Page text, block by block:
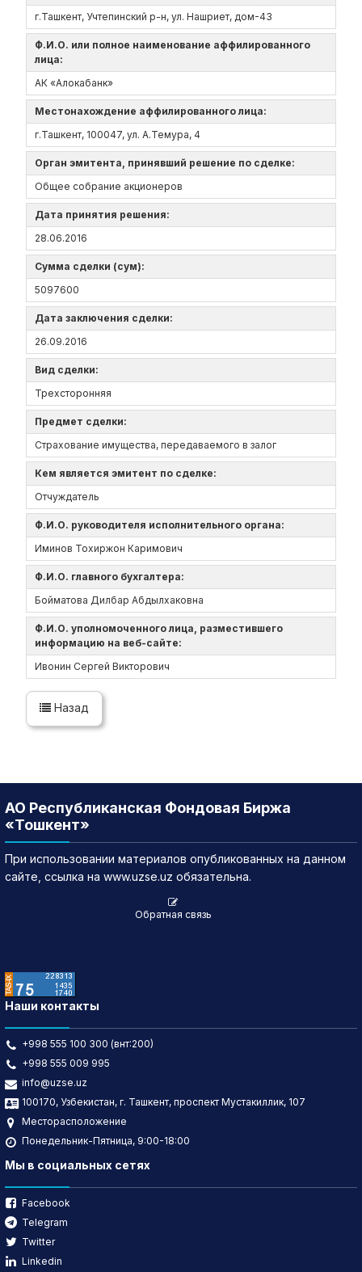
г.Ташкент, Учтепинский р-н, ул. Нашриет, дом-43
Ф.И.О. или полное наименование аффилированного
лица:
АК «Алокабанк»
Местонахождение аффилированного лица:
г.Ташкент, 100047, ул. А.Темура, 4
Орган эмитента, принявший решение по сделке:
Общее собрание акционеров
Дата принятия решения:
28.06.2016
Сумма сделки (сум):
5097600
Дата заключения сделки:
26.09.2016
Вид сделки:
Трехсторонняя
Предмет сделки:
Страхование имущества, передаваемого в залог
Кем является эмитент по сделке:
Отчуждатель
Ф.И.О. руководителя исполнительного органа:
Иминов Тохиржон Каримович
Ф.И.О. главного бухгалтера:
Бойматова Дилбар Абдылхаковна
Ф.И.О. уполномоченного лица, разместившего
информацию на веб-сайте:
Ивонин Сергей Викторович
Назад
АО Республиканская Фондовая Биржа
«Тошкент»
При использовании материалов опубликованных на данном
сайте, ссылка на www.uzse.uz обязательна.
Обратная связь
Наши контакты
+998 555 100 300 (внт:200)
+998 555 009 995
info@uzse.uz
100170, Узбекистан, г. Ташкент, проспект Мустакиллик, 107
Месторасположение
Понедельник-Пятница, 9:00-18:00
Мы в социальных сетях
Facebook
Telegram
Twitter
Linkedin